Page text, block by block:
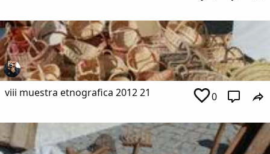
viii muestra etnografica 2012 21 0